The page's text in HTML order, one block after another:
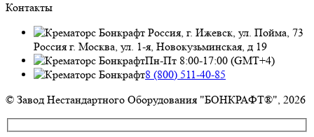
Контакты
Россия, г. Ижевск, ул. Пойма, 73
Россия г. Москва, ул. 1-я, Новокузьминская, д 19
Пн-Пт 8:00-17:00 (GMT+4)
8 (800) 511-40-85
© Завод Нестандартного Оборудования "БОНКРАФТ®", 2026